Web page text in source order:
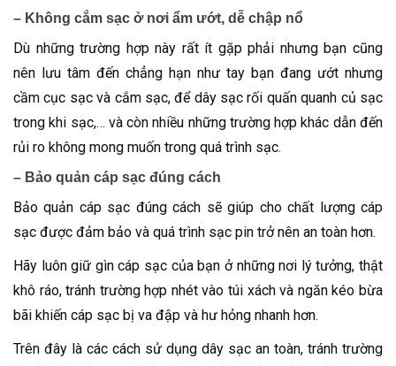
– Không cắm sạc ở nơi ẩm ướt, dễ chập nổ
Dù những trường hợp này rất ít gặp phải nhưng bạn cũng
nên lưu tâm đến chẳng hạn như tay bạn đang ướt nhưng
cầm cục sạc và cắm sạc, để dây sạc rối quấn quanh củ sạc
trong khi sạc,… và còn nhiều những trường hợp khác dẫn đến
rủi ro không mong muốn trong quá trình sạc.
– Bảo quản cáp sạc đúng cách
Bảo quản cáp sạc đúng cách sẽ giúp cho chất lượng cáp
sạc được đảm bảo và quá trình sạc pin trở nên an toàn hơn.
Hãy luôn giữ gìn cáp sạc của bạn ở những nơi lý tưởng, thật
khô ráo, tránh trường hợp nhét vào túi xách và ngăn kéo bừa
bãi khiến cáp sạc bị va đập và hư hỏng nhanh hơn.
Trên đây là các cách sử dụng dây sạc an toàn, tránh trường